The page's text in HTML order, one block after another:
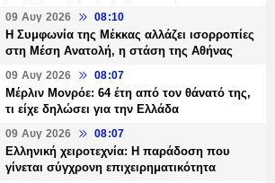
09 Αυγ 2026 08:10
Η Συμφωνία της Μέκκας αλλάζει ισορροπίες
στη Μέση Ανατολή, η στάση της Αθήνας
09 Αυγ 2026 08:07
Μέρλιν Μονρόε: 64 έτη από τον θάνατό της,
τι είχε δηλώσει για την Ελλάδα
09 Αυγ 2026 08:07
Ελληνική χειροτεχνία: Η παράδοση που
γίνεται σύγχρονη επιχειρηματικότητα